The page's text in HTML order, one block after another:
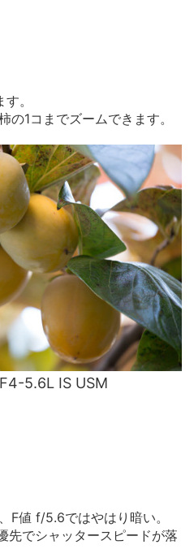
。
の1コまでズームできます。
5.6L IS USM
F値 f/5.6ではやはり暗い。
先でシャッタースピードが落